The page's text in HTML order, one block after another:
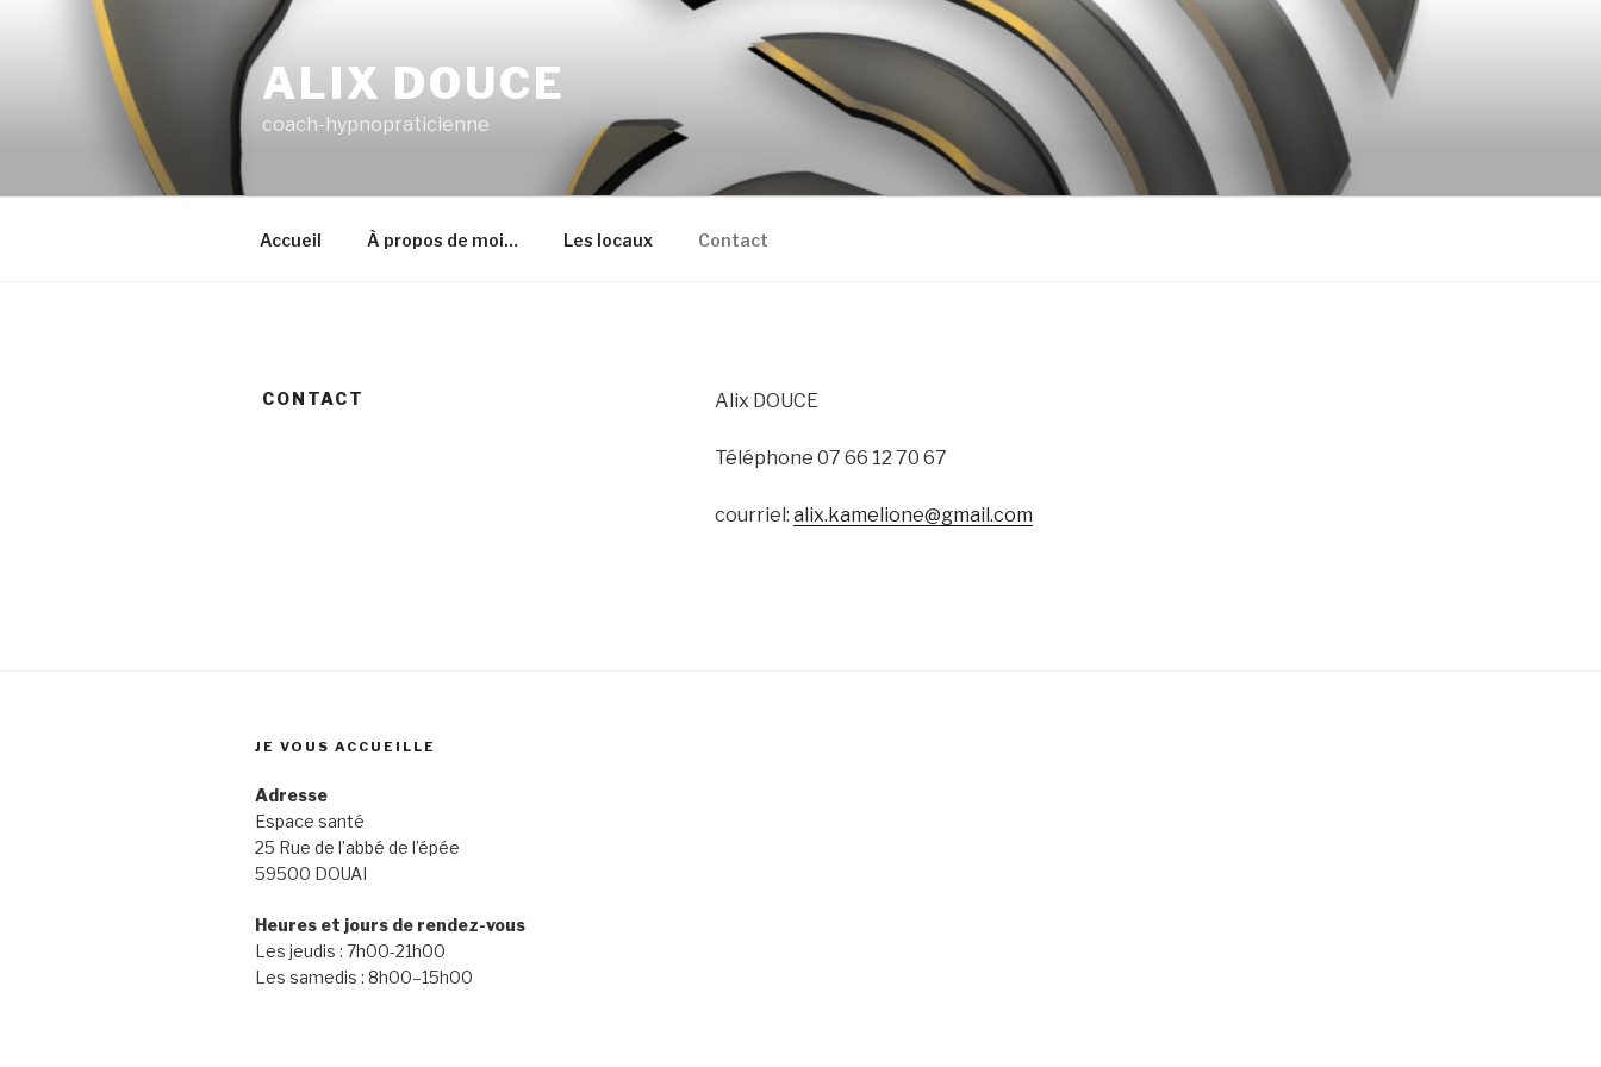
ALIX DOUCE
coach-hypnopraticienne
Accueil À propos de moi… Les locaux Contact
CONTACT Alix DOUCE
Téléphone 07 66 12 70 67
courriel: alix.kamelione@gmail.com
JE VOUS ACCUEILLE
Adresse
Espace santé
25 Rue de l’abbé de l’épée
59500 DOUAI
Heures et jours de rendez-vous
Les jeudis : 7h00-21h00
Les samedis : 8h00–15h00